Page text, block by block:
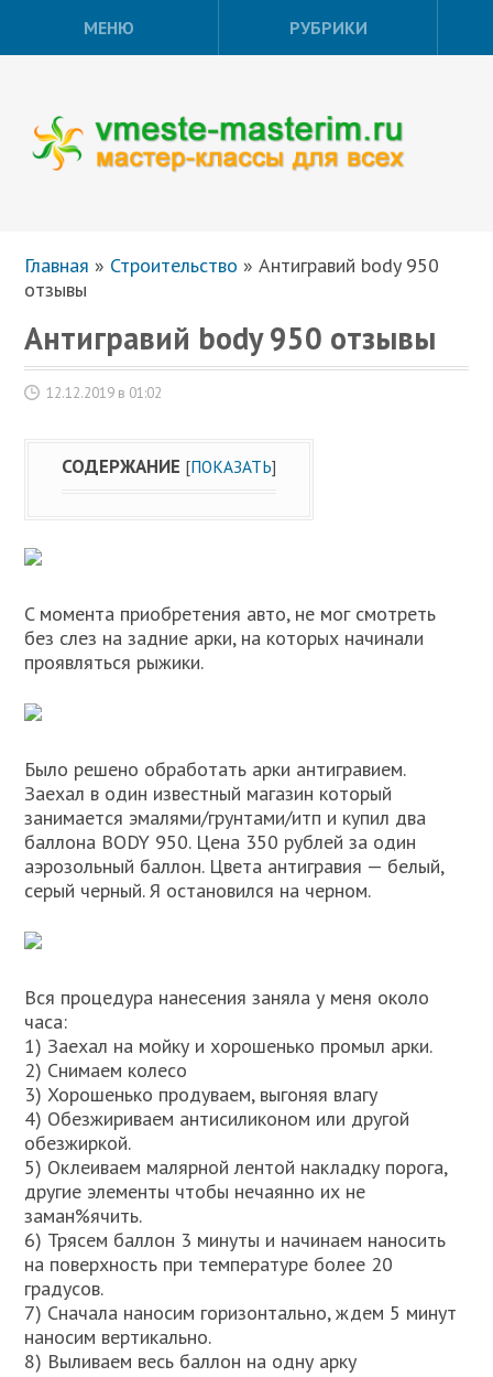
МЕНЮ РУБРИКИ
Главная » Строительство »Антигравий body 950
отзывы
Антигравий body 950 отзывы
12.12.2019 в 01:02
СОДЕРЖАНИЕ [ПОКАЗАТЬ]
C момента приобретения авто, не мог смотреть
без слез на задние арки, на которых начинали
проявляться рыжики.
Было решено обработать арки антигравием.
Заехал в один известный магазин который
занимается эмалями/грунтами/итп и купил два
баллона BODY 950. Цена 350 рублей за один
аэрозольный баллон. Цвета антигравия — белый,
серый черный. Я остановился на черном.
Вся процедура нанесения заняла у меня около
часа:
1) Заехал на мойку и хорошенько промыл арки.
2) Снимаем колесо
3) Хорошенько продуваем, выгоняя влагу
4) Обезжириваем антисиликоном или другой
обезжиркой.
5) Оклеиваем малярной лентой накладку порога,
другие элементы чтобы нечаянно их не
заман%ячить.
6) Трясем баллон 3 минуты и начинаем наносить
на поверхность при температуре более 20
градусов.
7) Сначала наносим горизонтально, ждем 5 минут
наносим вертикально.
8) Выливаем весь баллон на одну арку